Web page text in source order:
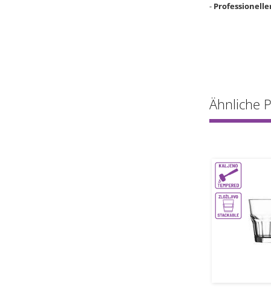
-
Ähnliche